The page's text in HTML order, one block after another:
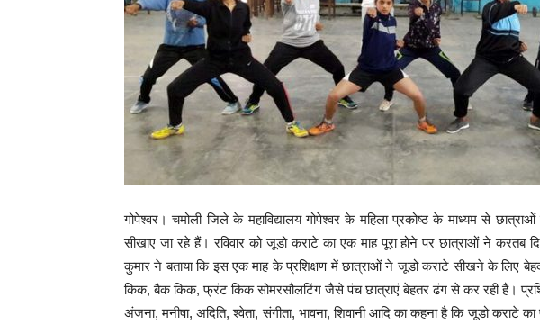
गोपेश्वर। चमोली जिले के महाविद्यालय गोपेश्वर के महिला प्रकोष्ठ के माध्यम से
सीखाए जा रहे हैं। रविवार को जूडो कराटे का एक माह पूरा होने पर छात्राओं ने करतब
कुमार ने बताया कि इस एक माह के प्रशिक्षण में छात्राओं ने जूडो कराटे सीखने के लिए
किक, बैक किक, फ्रंट किक सोमरसौलटिंग जैसे पंच छात्राएं बेहतर ढंग से कर रही हैं।
अंजना, मनीषा, अदिति, श्वेता, संगीता, भावना, शिवानी आदि का कहना है कि जूडो कराटे